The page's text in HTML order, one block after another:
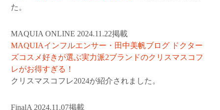
た。
MAQUIA ONLINE 2024.11.22掲載
MAQUIAインフルエンサー・田中美帆ブログ ドクター
ズコスメ好きが選ぶ実力派2ブランドのクリスマスコフ
レがお得すぎる！
クリスマスコフレ2024が紹介されました。
FinalA 2024.11.07掲載